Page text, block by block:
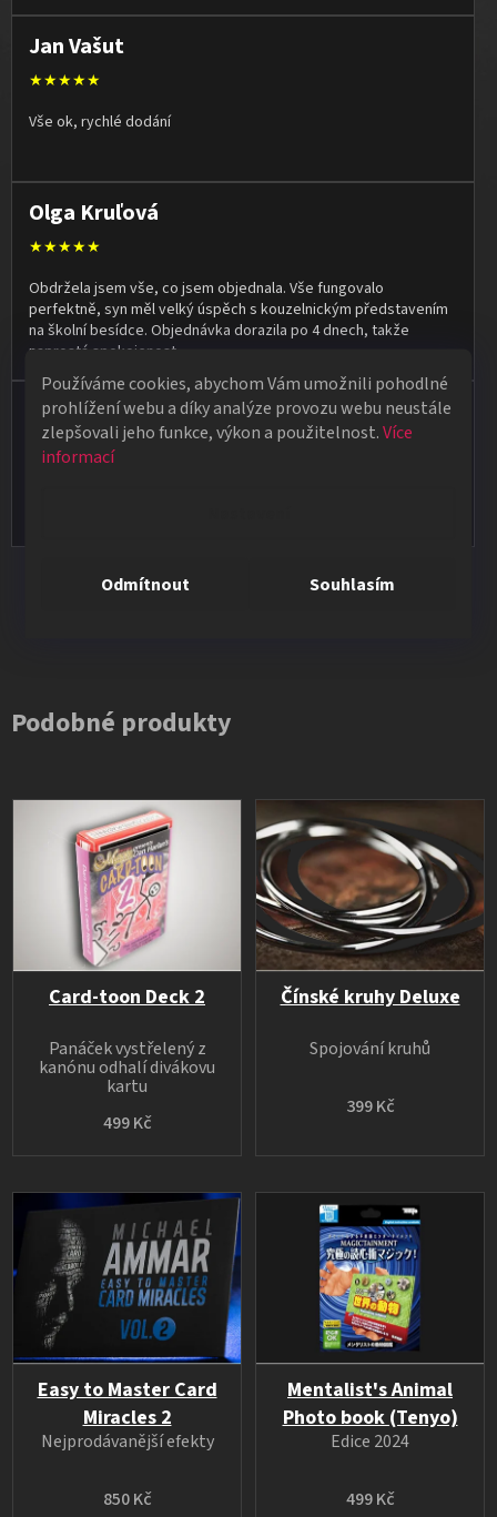
Používáme cookies, abychom Vám umožnili pohodlné
prohlížení webu a díky analýze provozu webu neustále
zlepšovali jeho funkce, výkon a použitelnost.Více
informací
Odmítnout Souhlasím
Jan Vašut
★★★★★
Vše ok, rychlé dodání
Olga Kruľová
★★★★★
Obdržela jsem vše, co jsem objednala. Vše fungovalo
perfektně, syn měl velký úspěch s kouzelnickým představením
na školní besídce. Objednávka dorazila po 4 dnech, takže
naprostá spokojenost.
Vladimír Jirsák
★★★★★
Všechna hodnocení
Podobné produkty
Card-toon Deck 2
499 Kč
Panáček vystřelený z
kanónu odhalí divákovu
kartu
Čínské kruhy Deluxe
399 Kč
Spojování kruhů
Easy to Master Card
Miracles 2
850 Kč
Nejprodávanější efekty
Mentalist's Animal
Photo book (Tenyo)
499 Kč
Edice 2024